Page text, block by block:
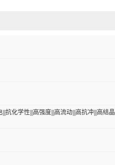
抗化学性|||高强度|||高流动|||高抗冲|||高结晶